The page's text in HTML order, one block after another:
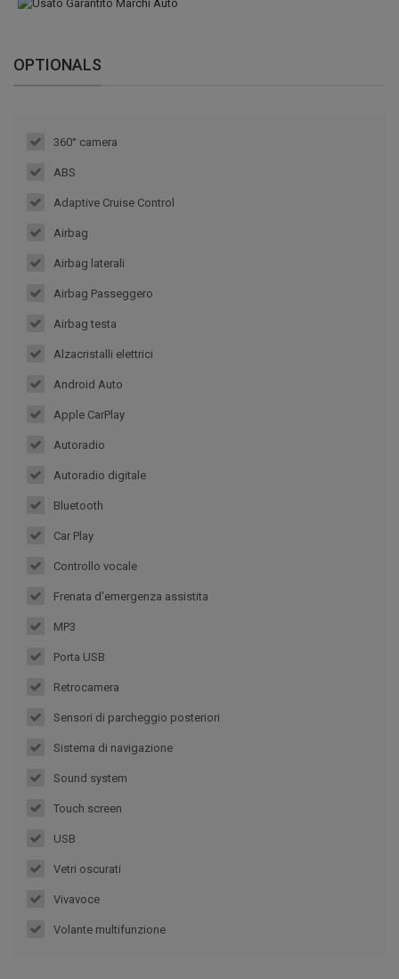
OPTIONALS
360° camera
ABS
Adaptive Cruise Control
Airbag
Airbag laterali
Airbag Passeggero
Airbag testa
Alzacristalli elettrici
Android Auto
Apple CarPlay
Autoradio
Autoradio digitale
Bluetooth
Car Play
Controllo vocale
Frenata d'emergenza assistita
MP3
Porta USB
Retrocamera
Sensori di parcheggio posteriori
Sistema di navigazione
Sound system
Touch screen
USB
Vetri oscurati
Vivavoce
Volante multifunzione